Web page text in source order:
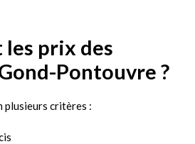
les prix des
Pontouvre ?
plusieurs critères :